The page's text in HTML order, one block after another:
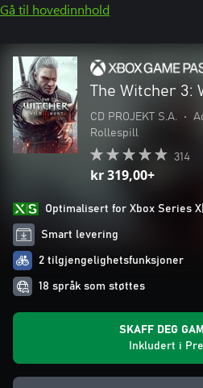
Gå til hovedinnhold
The Witcher 3:
CD PROJEKT S.A. •
Rollespill
314
kr 319,00+
Optimalisert for Xbox Series
Smart levering
2 tilgjengelighetsfunksjoner
18 språk som støttes
SKAFF DEG
Inkludert i